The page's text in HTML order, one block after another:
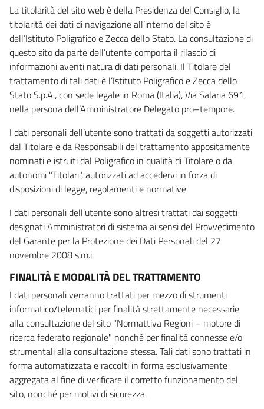
La titolarità del sito web è della Presidenza del Consiglio, la
titolarità dei dati di navigazione all’interno del sito è
dell’Istituto Poligrafico e Zecca dello Stato. La consultazione di
questo sito da parte dell’utente comporta il rilascio di
informazioni aventi natura di dati personali. Il Titolare del
trattamento di tali dati è l’Istituto Poligrafico e Zecca dello
Stato S.p.A., con sede legale in Roma (Italia), Via Salaria 691,
nella persona dell’Amministratore Delegato pro–tempore.
I dati personali dell’utente sono trattati da soggetti autorizzati
dal Titolare e da Responsabili del trattamento appositamente
nominati e istruiti dal Poligrafico in qualità di Titolare o da
autonomi "Titolari", autorizzati ad accedervi in forza di
disposizioni di legge, regolamenti e normative.
I dati personali dell’utente sono altresì trattati dai soggetti
designati Amministratori di sistema ai sensi del Provvedimento
del Garante per la Protezione dei Dati Personali del 27
novembre 2008 s.m.i.
FINALITÀ E MODALITÀ DEL TRATTAMENTO
I dati personali verranno trattati per mezzo di strumenti
informatico/telematici per finalità strettamente necessarie
alla consultazione del sito "Normattiva Regioni – motore di
ricerca federato regionale" nonché per finalità connesse e/o
strumentali alla consultazione stessa. Tali dati sono trattati in
forma automatizzata e raccolti in forma esclusivamente
aggregata al fine di verificare il corretto funzionamento del
sito, nonché per motivi di sicurezza.